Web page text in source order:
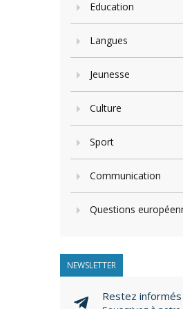
Education
Langues
Jeunesse
Culture
Sport
Communication
Questions
NEWSLETTER
Restez informés